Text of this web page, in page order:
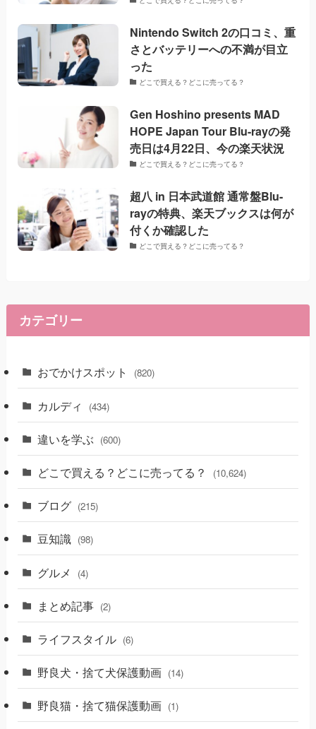
Nintendo Switch 2の口コミ、重
さとバッテリーへの不満が目立
った
どこで買える？どこに売ってる？
Gen Hoshino presents MAD
HOPE Japan Tour Blu-rayの発
売日は4月22日、今の楽天状況
どこで買える？どこに売ってる？
超八 in 日本武道館 通常盤Blu-
rayの特典、楽天ブックスは何が
付くか確認した
どこで買える？どこに売ってる？
カテゴリー
おでかけスポット (820)
カルディ (434)
違いを学ぶ (600)
どこで買える？どこに売ってる？ (10,624)
ブログ (215)
豆知識 (98)
グルメ (4)
まとめ記事 (2)
ライフスタイル (6)
野良犬・捨て犬保護動画 (14)
野良猫・捨て猫保護動画 (1)